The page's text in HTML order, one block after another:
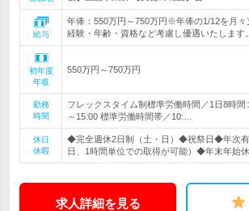
給与
年俸：550万円～750万円※年俸の1/12を月
経験・年齢・資格など考慮し優遇いたしま
初年度
年収
550万円～750万円
勤務
時間
フレックスタイム制標準労働時間／1日8時間
～15:00 標準労働時間帯／10:…
休日
休暇
◆完全週休2日制（土・日）◆祝祭日◆年次
日、1時間単位での取得が可能）◆年末年始
求人詳細を見る